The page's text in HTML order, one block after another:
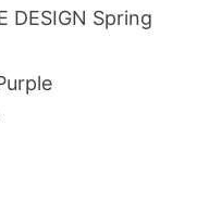
DESIGN Spring